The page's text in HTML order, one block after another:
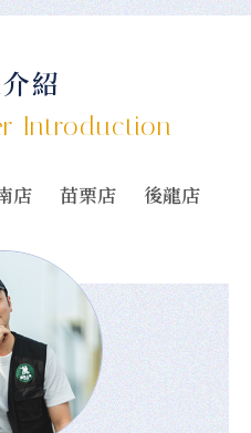
紹
Introduction
店 苗栗店 後龍店